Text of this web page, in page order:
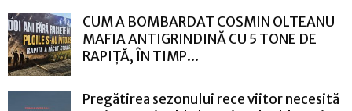
CUM A BOMBARDAT COSMIN OLTEANU
MAFIA ANTIGRINDINĂ CU 5 TONE DE
RAPIȚĂ, ÎN TIMP...
Pregătirea sezonului rece viitor necesită